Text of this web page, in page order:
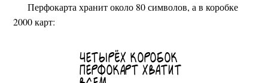
Перфокарта хранит около 80 символов, а в коробке
2000 карт: